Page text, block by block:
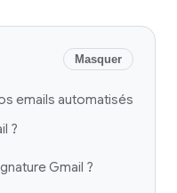
Masquer
emails automatisés
?
Gmail ?